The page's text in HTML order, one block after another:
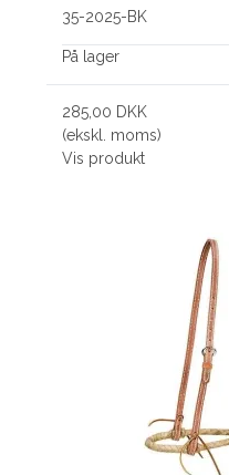
35-2025-BK
På lager
285,00 DKK
(ekskl. moms)
Vis produkt